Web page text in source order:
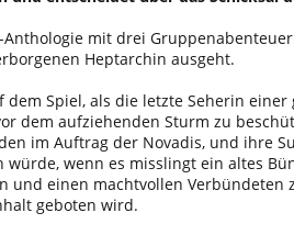
mit drei
Heptarchin ausgeht.
Spiel, als die letzte Seherin
dem aufziehenden Sturm zu
im Auftrag der Novadis, und ihre
wenn es misslingt ein altes
und einen machtvollen
geboten wird.